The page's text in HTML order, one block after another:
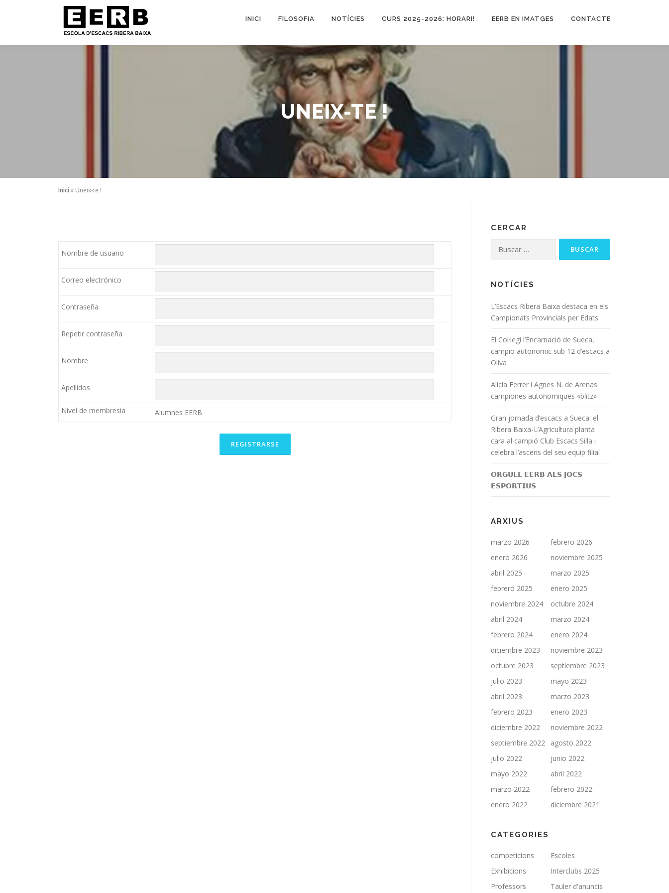
INICI FILOSOFIA NOTÍCIES CURS 2025-2026: HORARI! EERB EN IMATGES CONTACTE
UNEIX-TE !
Inici » Uneix-te !
Nombre de usuario
Correo electrónico
Contraseña
Repetir contraseña
Nombre
Apellidos
Nivel de membresía Alumnes EERB
CERCAR
NOTÍCIES
L’Escacs Ribera Baixa destaca en els
Campionats Provincials per Edats
El Col·legi l’Encarnació de Sueca,
campio autonomic sub 12 d’escacs a
Oliva
Alicia Ferrer i Agnes N. de Arenas
campiones autonomiques «blitz»
Gran jornada d’escacs a Sueca: el
Ribera Baixa-L’Agricultura planta
cara al campió Club Escacs Silla i
celebra l’ascens del seu equip filial
𝗢𝗥𝗚𝗨𝗟𝗟 𝗘𝗘𝗥𝗕 𝗔𝗟𝗦 𝗝𝗢𝗖𝗦
𝗘𝗦𝗣𝗢𝗥𝗧𝗜𝗨𝗦
ARXIUS
marzo 2026
febrero 2026
enero 2026
noviembre 2025
abril 2025
marzo 2025
febrero 2025
enero 2025
noviembre 2024
octubre 2024
abril 2024
marzo 2024
febrero 2024
enero 2024
diciembre 2023
noviembre 2023
octubre 2023
septiembre 2023
julio 2023
mayo 2023
abril 2023
marzo 2023
febrero 2023
enero 2023
diciembre 2022
noviembre 2022
septiembre 2022
agosto 2022
julio 2022
junio 2022
mayo 2022
abril 2022
marzo 2022
febrero 2022
enero 2022
diciembre 2021
CATEGORIES
competicions
Escoles
Exhibicions
Interclubs 2025
Professors
Tauler d'anuncis